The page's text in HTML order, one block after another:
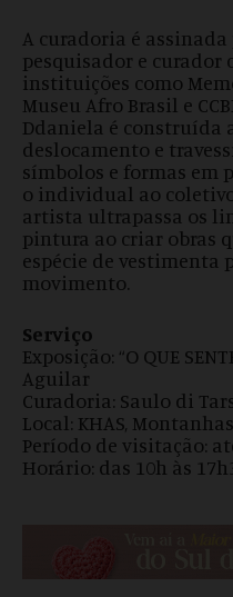
A curadoria é assinada
pesquisador e curador
instituições como
Museu Afro Brasil e
Ddaniela é construída
deslocamento e
símbolos e formas em
o individual ao
artista ultrapassa os
pintura ao criar obras
espécie de vestimenta
movimento.
Serviço
Exposição: “O QUE
Aguilar
Curadoria: Saulo di
Local: KHAS,
Período de visitação:
Horário: das 10h às